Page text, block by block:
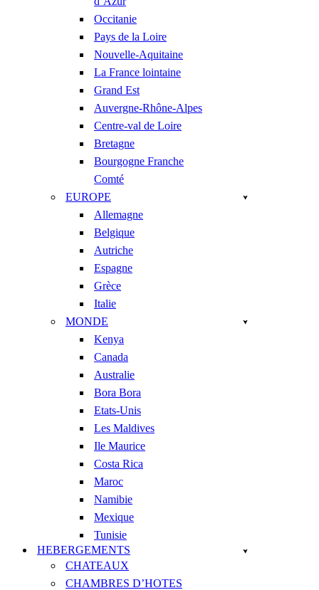
Occitanie
Pays de la Loire
Nouvelle-Aquitaine
La France lointaine
Grand Est
Auvergne-Rhône-Alpes
Centre-val de Loire
Bretagne
Bourgogne Franche
Comté
EUROPE
Allemagne
Belgique
Autriche
Espagne
Grèce
Italie
MONDE
Kenya
Canada
Australie
Bora Bora
Etats-Unis
Les Maldives
Ile Maurice
Costa Rica
Maroc
Namibie
Mexique
Tunisie
HEBERGEMENTS
CHATEAUX
CHAMBRES D’HOTES